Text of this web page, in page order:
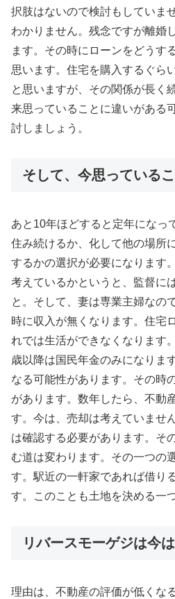
択肢はないので検討もしていま
わかりません。残念ですが離婚
ます。その時にローンをどうす
思います。住宅を購入するぐら
と思いますが、その関係が長く
来思っていることに違いがある
討しましょう。
そして、今思っているこ
あと10年ほどすると定年になっ
住み続けるか、化して他の場所
するかの選択が必要になります
考えているかというと、監督に
と。そして、妻は専業主婦なの
時に収入が無くなります。住宅
れでは生活ができなくなります
歳以降は国民年金のみになりま
なる可能性があります。その時
があります。数年したら、不動
す。今は、売却は考えていませ
は確認する必要があります。そ
む道は変わります。その一つの
す。駅近の一軒家であれば借り
す。このことも土地を決める一
リバースモーゲジは今
理由は、不動産の評価が低くな